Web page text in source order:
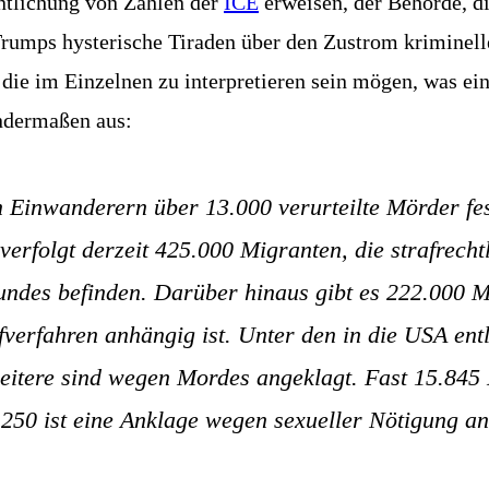
hys­te­ri­sche Tira­den über den Zustrom
im Ein­zel­nen zu inter­pre­tie­ren sein mögen, was
aus:
über 13.000 ver­ur­teil­te Mör­der
der­zeit 425.000 Migran­ten, die
befin­den. Dar­über hin­aus gibt es 222.000
anhän­gig ist. Unter den in die USA
sind wegen Mor­des ange­klagt. Fast
ist eine Ankla­ge wegen sexu­el­ler Nöti­gung